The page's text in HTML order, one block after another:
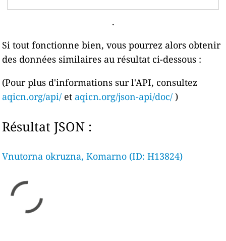
.
Si tout fonctionne bien, vous pourrez alors obtenir
des données similaires au résultat ci-dessous :
(Pour plus d'informations sur l'API, consultez
aqicn.org/api/ et aqicn.org/json-api/doc/ )
Résultat JSON :
Vnutorna okruzna, Komarno (ID: H13824)